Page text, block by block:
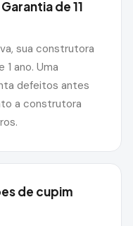
de 11
sua construtora
ano. Uma
defeitos antes
a construtora
de cupim